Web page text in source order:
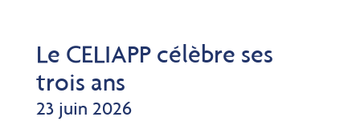
Le CELIAPP célèbre ses
trois ans
23 juin 2026